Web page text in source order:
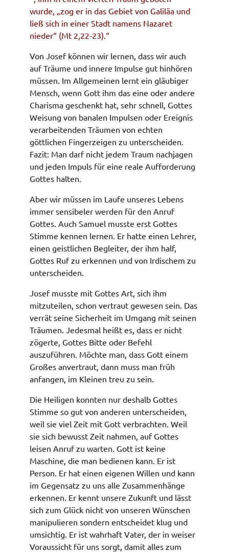
wurde, „zog er in das Gebiet von Galiläa und
ließ sich in einer Stadt namens Nazaret
nieder“ (Mt 2,22-23).“
Von Josef können wir lernen, dass wir auch
auf Träume und innere Impulse gut hinhören
müssen. Im Allgemeinen lernt ein gläubiger
Mensch, wenn Gott ihm das eine oder andere
Charisma geschenkt hat, sehr schnell, Gottes
Weisung von banalen Impulsen oder Ereignis
verarbeitenden Träumen von echten
göttlichen Fingerzeigen zu unterscheiden.
Fazit: Man darf nicht jedem Traum nachjagen
und jeden Impuls für eine reale Aufforderung
Gottes halten.
Aber wir müssen im Laufe unseres Lebens
immer sensibeler werden für den Anruf
Gottes. Auch Samuel musste erst Gottes
Stimme kennen lernen. Er hatte einen Lehrer,
einen geistlichen Begleiter, der ihm half,
Gottes Ruf zu erkennen und von Irdischem zu
unterscheiden.
Josef musste mit Gottes Art, sich ihm
mitzuteilen, schon vertraut gewesen sein. Das
verrät seine Sicherheit im Umgang mit seinen
Träumen. Jedesmal heißt es, dass er nicht
zögerte, Gottes Bitte oder Befehl
auszuführen. Möchte man, dass Gott einem
Großes anvertraut, dann muss man früh
anfangen, im Kleinen treu zu sein.
Die Heiligen konnten nur deshalb Gottes
Stimme so gut von anderen unterscheiden,
weil sie viel Zeit mit Gott verbrachten. Weil
sie sich bewusst Zeit nahmen, auf Gottes
leisen Anruf zu warten. Gott ist keine
Maschine, die man bedienen kann. Er ist
Person. Er hat einen eigenen Willen und kann
im Gegensatz zu uns alle Zusammenhänge
erkennen. Er kennt unsere Zukunft und lässt
sich zum Glück nicht von unseren Wünschen
manipulieren sondern entscheidet klug und
umsichtig. Er ist wahrhaft Vater, der in weiser
Voraussicht für uns sorgt, damit alles zum